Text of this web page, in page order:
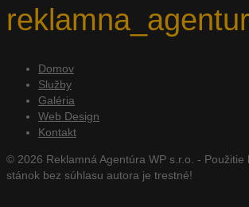
Domov
Služby
Galéria
Web Design
Kontakt
© 2026 Reklamná Agentúra WP s.r.o. - Použitie
stánok bez súhlasu autora je trestné!